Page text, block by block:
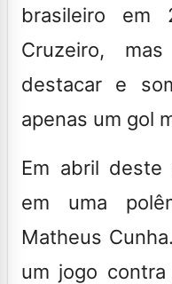
brasileiro em
Cruzeiro,
destacar e
apenas um gol
Em abril deste
em uma
Matheus
um jogo